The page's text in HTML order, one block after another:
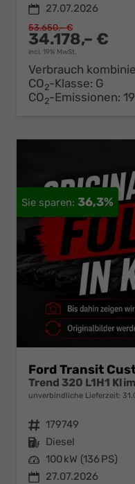
27.07.2026
34.178,– €
incl. 19% MwSt.
53.650,– €
Verbrauch
CO2-Klasse: G
CO2-Emissionen:
36,3%
Ford Transit
unverbindliche Lieferzeit:
Fahrzeugnr. 179749
Kraftstoff Diesel
Leistung 100 kW (136 PS)
27.07.2026